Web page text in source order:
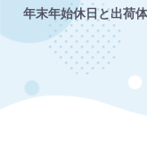
年末年始休日と出荷